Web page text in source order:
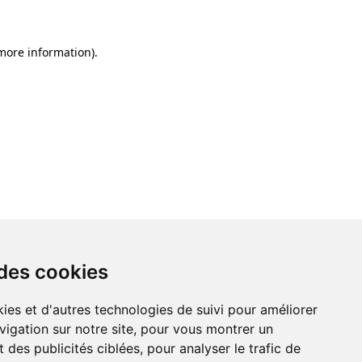
cookies
et d'autres technologies de suivi pour améliorer
sur notre site, pour vous montrer un
des publicités ciblées, pour analyser le trafic de
information).